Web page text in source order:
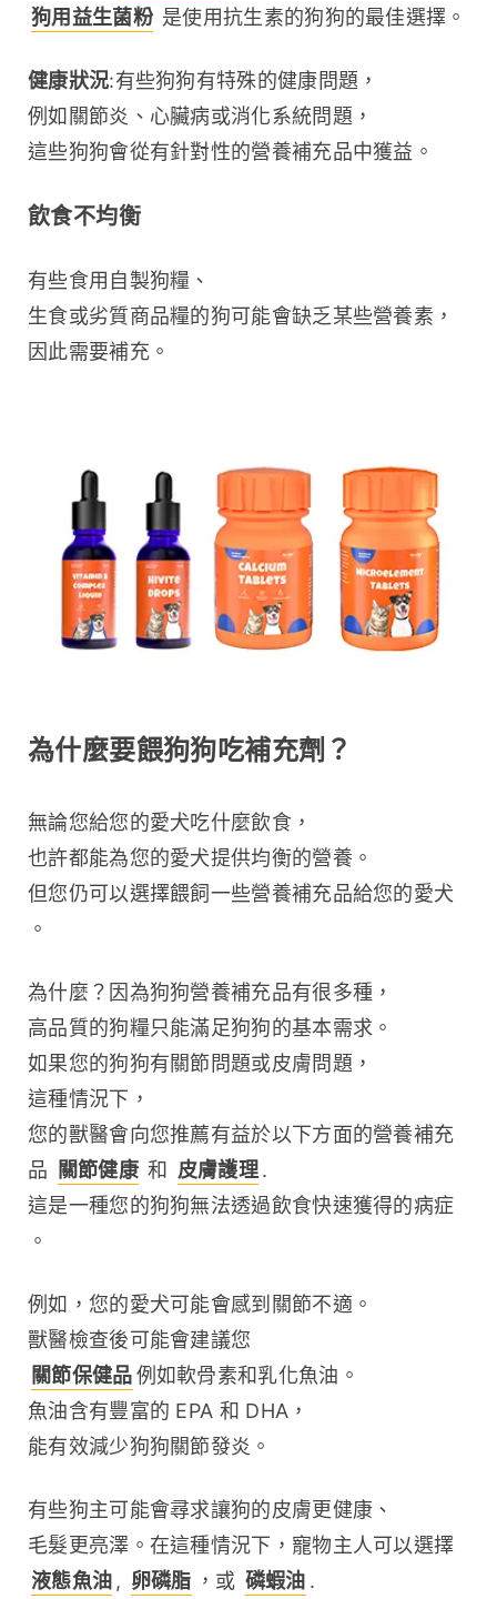
狗用益生菌粉 是使用抗生素的狗狗的最佳選擇。
健康狀況:有些狗狗有特殊的健康問題，
例如關節炎、心臟病或消化系統問題，
這些狗狗會從有針對性的營養補充品中獲益。
飲食不均衡
有些食用自製狗糧、
生食或劣質商品糧的狗可能會缺乏某些營養素，
因此需要補充。
為什麼要餵狗狗吃補充劑？
無論您給您的愛犬吃什麼飲食，
也許都能為您的愛犬提供均衡的營養。
但您仍可以選擇餵飼一些營養補充品給您的愛犬
。
為什麼？因為狗狗營養補充品有很多種，
高品質的狗糧只能滿足狗狗的基本需求。
如果您的狗狗有關節問題或皮膚問題，
這種情況下，
您的獸醫會向您推薦有益於以下方面的營養補充
品
關節健康 和 皮膚護理.
這是一種您的狗狗無法透過飲食快速獲得的病症
。
例如，您的愛犬可能會感到關節不適。
關節保健品例如軟骨素和乳化魚油。
魚油含有豐富的 EPA 和 DHA，
能有效減少狗狗關節發炎。
有些狗主可能會尋求讓狗的皮膚更健康、
液態魚油 , 卵磷脂 ，或 磷蝦油 .